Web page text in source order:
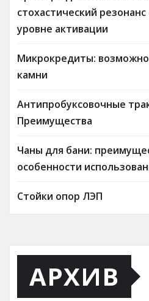
стохастический
уровне активации
Микрокредиты:
камни
Антипробуксовочные
Преимущества
Чаны для бани:
особенности
Стойки опор ЛЭП
АРХИВ